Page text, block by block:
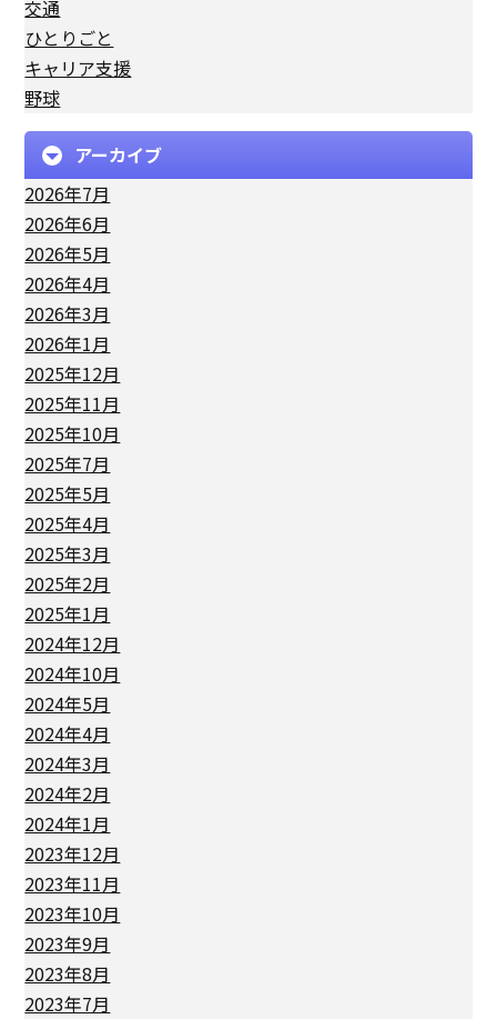
交通
ひとりごと
キャリア支援
野球
アーカイブ
2026年7月
2026年6月
2026年5月
2026年4月
2026年3月
2026年1月
2025年12月
2025年11月
2025年10月
2025年7月
2025年5月
2025年4月
2025年3月
2025年2月
2025年1月
2024年12月
2024年10月
2024年5月
2024年4月
2024年3月
2024年2月
2024年1月
2023年12月
2023年11月
2023年10月
2023年9月
2023年8月
2023年7月